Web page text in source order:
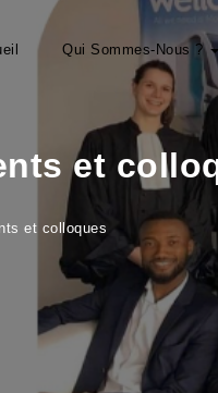
Qui Sommes-Nous ?
et
et colloques